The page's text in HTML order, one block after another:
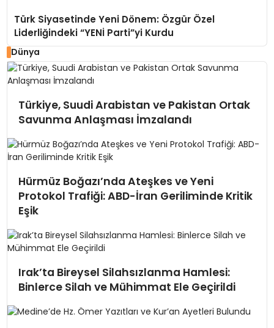
Türk Siyasetinde Yeni Dönem: Özgür Özel
Liderliğindeki “YENİ Parti”yi Kurdu
Dünya
Türkiye, Suudi Arabistan ve Pakistan Ortak
Savunma Anlaşması İmzalandı
Hürmüz Boğazı’nda Ateşkes ve Yeni
Protokol Trafiği: ABD-İran Geriliminde Kritik
Eşik
Irak’ta Bireysel Silahsızlanma Hamlesi:
Binlerce Silah ve Mühimmat Ele Geçirildi